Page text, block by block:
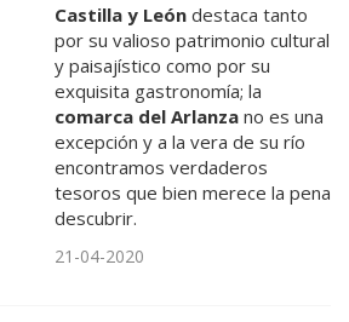
Castilla y León destaca tanto
por su valioso patrimonio cultural
y paisajístico como por su
exquisita gastronomía; la
comarca del Arlanza no es una
excepción y a la vera de su río
encontramos verdaderos
tesoros que bien merece la pena
descubrir.
21-04-2020